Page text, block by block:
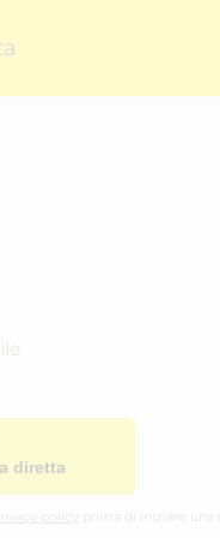
diretta
policy prima di iniziare una